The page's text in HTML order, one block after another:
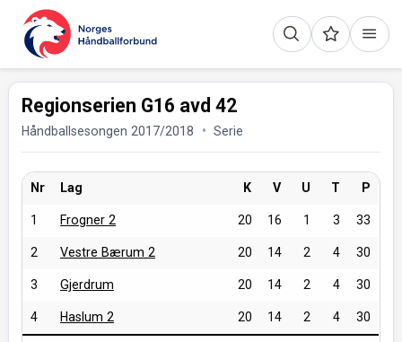
Regionserien G16 avd 42
Håndballsesongen 2017/2018 Serie
Nr Lag K V U T P
1 Frogner 2 20 16 1 3 33
2 Vestre Bærum 2 20 14 2 4 30
3 Gjerdrum 20 14 2 4 30
4 Haslum 2 20 14 2 4 30